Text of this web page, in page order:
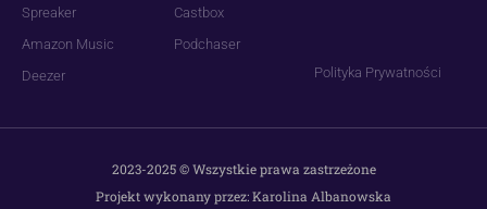
Spreaker
Amazon Music
Deezer
Castbox
Podchaser
Polityka Prywatności
2023-2025 © Wszystkie prawa zastrzeżone
Projekt wykonany przez: Karolina Albanowska